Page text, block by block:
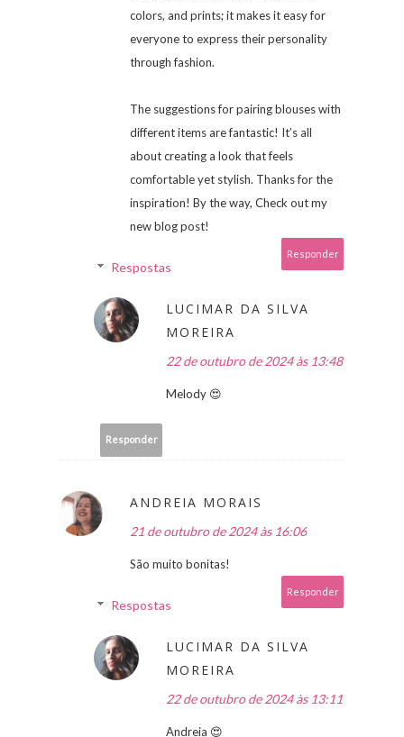
colors, and prints; it makes it easy for
everyone to express their personality
through fashion.
The suggestions for pairing blouses with
different items are fantastic! It’s all
about creating a look that feels
comfortable yet stylish. Thanks for the
inspiration! By the way, Check out my
new blog post!
Responder
Respostas
LUCIMAR DA SILVA
MOREIRA
22 de outubro de 2024 às 13:48
Melody 😍
Responder
ANDREIA MORAIS
21 de outubro de 2024 às 16:06
São muito bonitas!
Responder
Respostas
LUCIMAR DA SILVA
MOREIRA
22 de outubro de 2024 às 13:11
Andreia 😍